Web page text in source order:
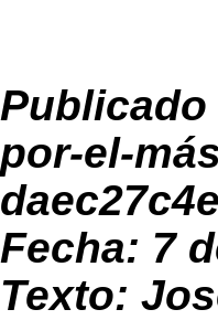
Publicado
por-el-
Fecha: 7
Texto: